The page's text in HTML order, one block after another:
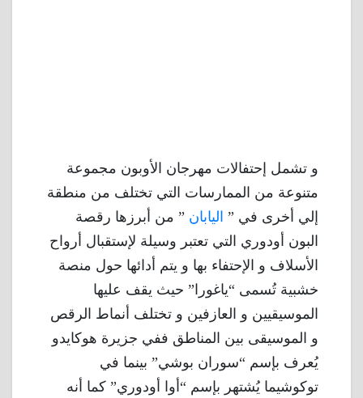
و تشمل إحتفالات مهرجان الأوبون مجموعة
متنوعة من الممارسات التي تختلف من منطقة
إلي أخرى في ” اليابان ” من أبرزها رقصة
البون أودوري التي تعتبر وسيلة لإستقبال أرواح
الأسلاف و الإحتفاء بها و يتم أدائها حول منصة
خشبية تُسمى “ياغورا” حيث يقف عليها
الموسيقيين و العازفين و تختلف أنماط الرقص
و الموسيقى بين المناطق ففي جزيرة هوكايدو
يُعرف بإسم “سوران بوشي” بينما في
توكوشيما يُشتهر بإسم “أوا أودوري” كما أنه